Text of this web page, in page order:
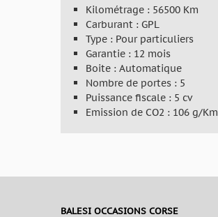
Kilométrage : 56500 Km
Carburant : GPL
Type : Pour particuliers
Garantie : 12 mois
Boite : Automatique
Nombre de portes : 5
Puissance fiscale : 5 cv
Emission de CO2 : 106 g/Km
BALESI OCCASIONS CORSE